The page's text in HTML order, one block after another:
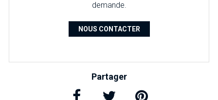
demande.
NOUS CONTACTER
Partager